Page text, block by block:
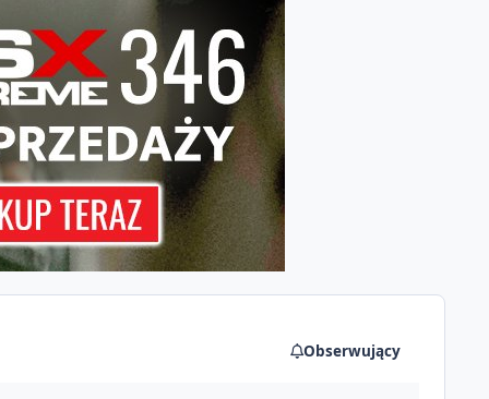
Obserwujący